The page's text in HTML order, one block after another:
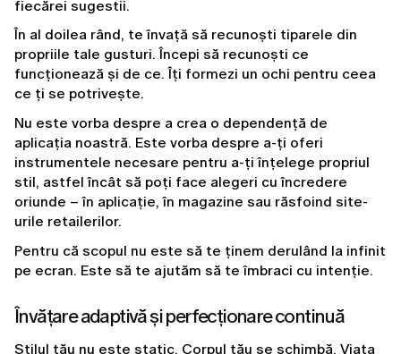
fiecărei sugestii.
În al doilea rând, te învață să recunoști tiparele din
propriile tale gusturi. Începi să recunoști ce
funcționează și de ce. Îți formezi un ochi pentru ceea
ce ți se potrivește.
Nu este vorba despre a crea o dependență de
aplicația noastră. Este vorba despre a-ți oferi
instrumentele necesare pentru a-ți înțelege propriul
stil, astfel încât să poți face alegeri cu încredere
oriunde – în aplicație, în magazine sau răsfoind site-
urile retailerilor.
Pentru că scopul nu este să te ținem derulând la infinit
pe ecran. Este să te ajutăm să te îmbraci cu intenție.
Învățare adaptivă și perfecționare continuă
Stilul tău nu este static. Corpul tău se schimbă. Viața